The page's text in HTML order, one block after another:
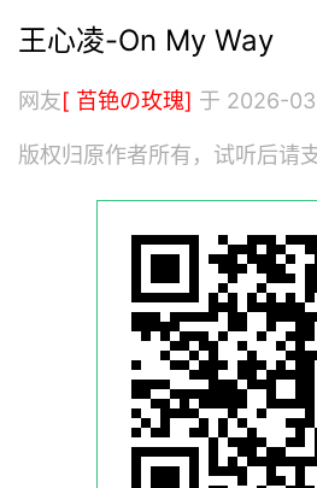
王心凌-On My Way
网友[ 苩铯の玫瑰] 于 2026-
版权归原作者所有，试听后请